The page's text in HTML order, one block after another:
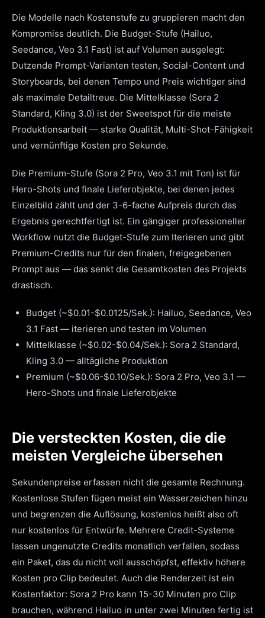
Die Modelle nach Kostenstufe zu gruppieren macht den
Kompromiss deutlich. Die Budget-Stufe (Hailuo,
Seedance, Veo 3.1 Fast) ist auf Volumen ausgelegt:
Dutzende Prompt-Varianten testen, Social-Content und
Storyboards, bei denen Tempo und Preis wichtiger sind
als maximale Detailtreue. Die Mittelklasse (Sora 2
Standard, Kling 3.0) ist der Sweetspot für die meiste
Produktionsarbeit — starke Qualität, Multi-Shot-Fähigkeit
und vernünftige Kosten pro Sekunde.
Die Premium-Stufe (Sora 2 Pro, Veo 3.1 mit Ton) ist für
Hero-Shots und finale Lieferobjekte, bei denen jedes
Einzelbild zählt und der 3-6-fache Aufpreis durch das
Ergebnis gerechtfertigt ist. Ein gängiger professioneller
Workflow nutzt die Budget-Stufe zum Iterieren und gibt
Premium-Credits nur für den finalen, freigegebenen
Prompt aus — das senkt die Gesamtkosten des Projekts
drastisch.
Budget (~$0.01-$0.0125/Sek.): Hailuo, Seedance, Veo
3.1 Fast — iterieren und testen im Volumen
Mittelklasse (~$0.02-$0.04/Sek.): Sora 2 Standard,
Kling 3.0 — alltägliche Produktion
Premium (~$0.06-$0.10/Sek.): Sora 2 Pro, Veo 3.1 —
Hero-Shots und finale Lieferobjekte
Die versteckten Kosten, die die
meisten Vergleiche übersehen
Sekundenpreise erfassen nicht die gesamte Rechnung.
Kostenlose Stufen fügen meist ein Wasserzeichen hinzu
und begrenzen die Auflösung, kostenlos heißt also oft
nur kostenlos für Entwürfe. Mehrere Credit-Systeme
lassen ungenutzte Credits monatlich verfallen, sodass
ein Paket, das du nicht voll ausschöpfst, effektiv höhere
Kosten pro Clip bedeutet. Auch die Renderzeit ist ein
Kostenfaktor: Sora 2 Pro kann 15-30 Minuten pro Clip
brauchen, während Hailuo in unter zwei Minuten fertig ist